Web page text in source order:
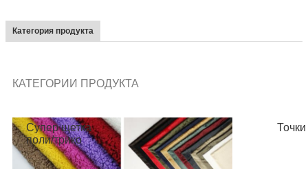
Категория продукта
КАТЕГОРИИ ПРОДУКТА
Супер щетка
поли/трико